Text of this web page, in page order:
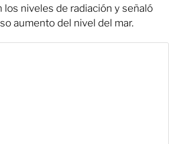
los niveles de radiación y señaló
aumento del nivel del mar.